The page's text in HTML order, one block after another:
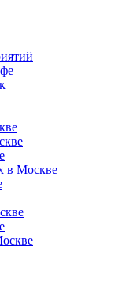
в Москве